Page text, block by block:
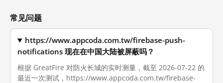
常见问题
https://www.appcoda.com.tw/firebase-push-
notifications 现在在中国大陆被屏蔽吗？
根据 GreatFire 对防火长城的实时测量，截至 2026-07-22 的
最近一次测试，https://www.appcoda.com.tw/firebase-